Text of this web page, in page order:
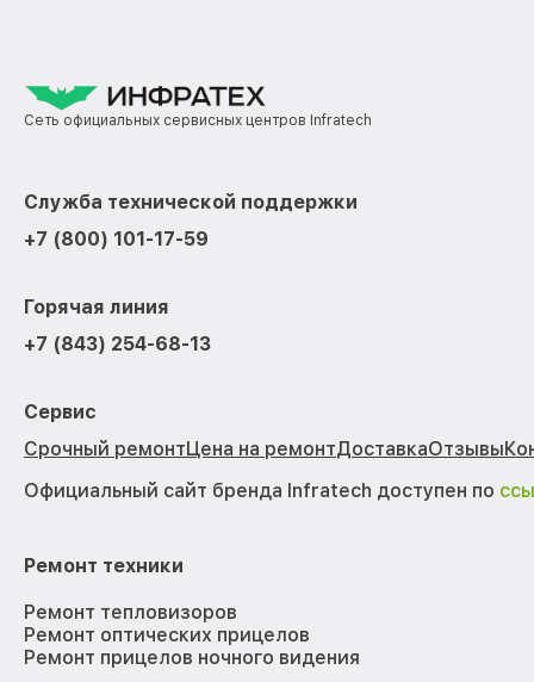
Сеть официальных сервисных центров Infratech
Служба технической поддержки
+7 (800) 101-17-59
Горячая линия
+7 (843) 254-68-13
Сервис
Срочный ремонтЦена на ремонтДоставкаОтзывы
Официальный сайт бренда Infratech доступен по
Ремонт техники
Ремонт тепловизоров
Ремонт оптических прицелов
Ремонт прицелов ночного видения